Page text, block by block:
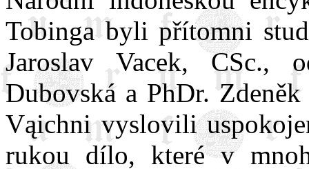
Tobinga byli přítomni
Jaroslav Vacek, CSc.,
Dubovská a PhDr.
Vąichni vyslovili
rukou dílo, které v